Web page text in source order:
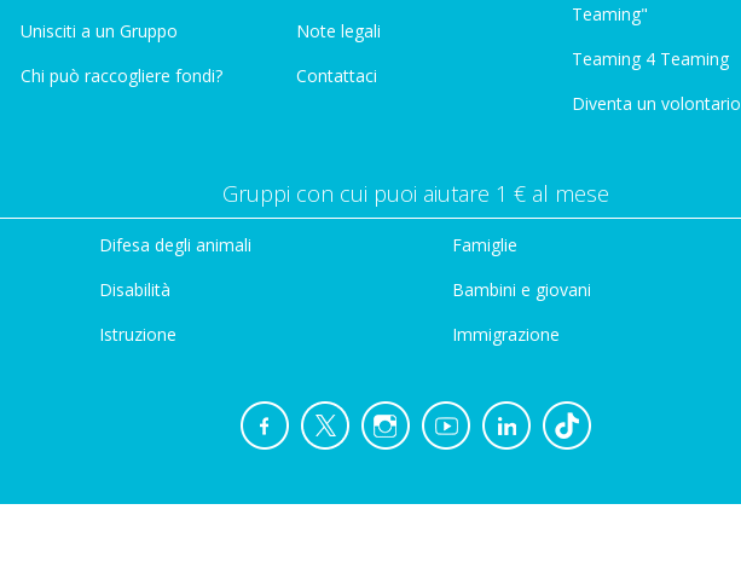
Unisciti a un Gruppo
Chi può raccogliere fondi?
Note legali
Contattaci
Teaming"
Teaming 4 Teaming
Diventa un volontario
Gruppi con cui puoi aiutare 1 € al mese
Difesa degli animali
Disabilità
Istruzione
Famiglie
Bambini e giovani
Immigrazione